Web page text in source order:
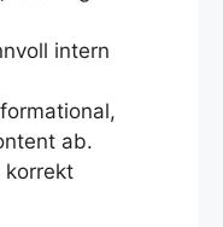
intern
ab.
korrekt